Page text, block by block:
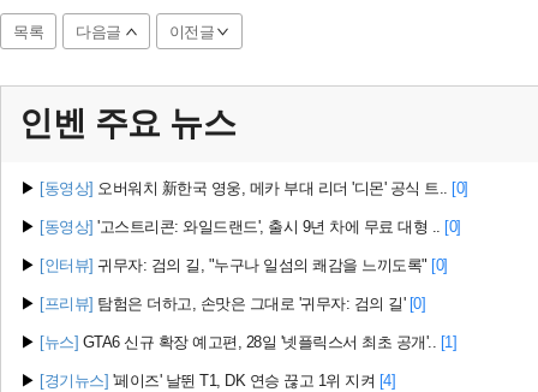
목록 다음글 이전글
인벤 주요 뉴스
▶ [동영상] 오버워치 新한국 영웅, 메카 부대 리더 '디몬' 공식 트.. [0]
▶ [동영상] '고스트리콘: 와일드랜드', 출시 9년 차에 무료 대형 .. [0]
▶ [인터뷰] 귀무자: 검의 길, "누구나 일섬의 쾌감을 느끼도록" [0]
▶ [프리뷰] 탐험은 더하고, 손맛은 그대로 '귀무자: 검의 길' [0]
▶ [뉴스] GTA6 신규 확장 예고편, 28일 '넷플릭스서 최초 공개'.. [1]
▶ [경기뉴스] '페이즈' 날뛴 T1, DK 연승 끊고 1위 지켜 [4]